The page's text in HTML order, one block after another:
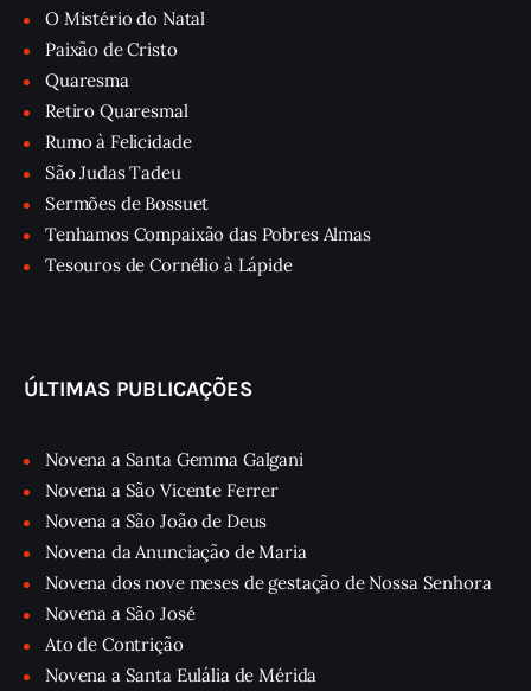
O Mistério do Natal
Paixão de Cristo
Quaresma
Retiro Quaresmal
Rumo à Felicidade
São Judas Tadeu
Sermões de Bossuet
Tenhamos Compaixão das Pobres Almas
Tesouros de Cornélio à Lápide
ÚLTIMAS PUBLICAÇÕES
Novena a Santa Gemma Galgani
Novena a São Vicente Ferrer
Novena a São João de Deus
Novena da Anunciação de Maria
Novena dos nove meses de gestação de Nossa Senhora
Novena a São José
Ato de Contrição
Novena a Santa Eulália de Mérida